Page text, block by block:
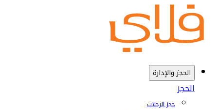
الحجز والإدارة
الحجز
حجز الرحلات